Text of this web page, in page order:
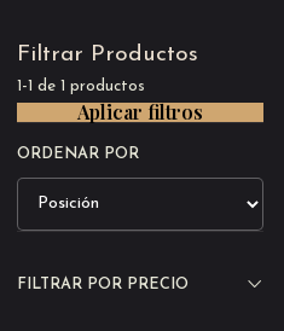
Filtrar Productos
1-1 de 1 productos
Aplicar filtros
ORDENAR POR
FILTRAR POR PRECIO